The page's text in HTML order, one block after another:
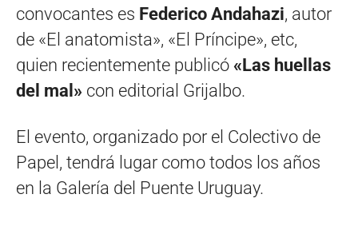
convocantes es Federico Andahazi, autor
de «El anatomista», «El Príncipe», etc,
quien recientemente publicó «Las huellas
del mal» con editorial Grijalbo.
El evento, organizado por el Colectivo de
Papel, tendrá lugar como todos los años
en la Galería del Puente Uruguay.